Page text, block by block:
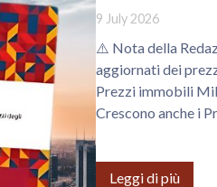
9 July 2026
⚠️ Nota della
aggiornati dei
Prezzi immobili
Crescono anche i
Leggi di più